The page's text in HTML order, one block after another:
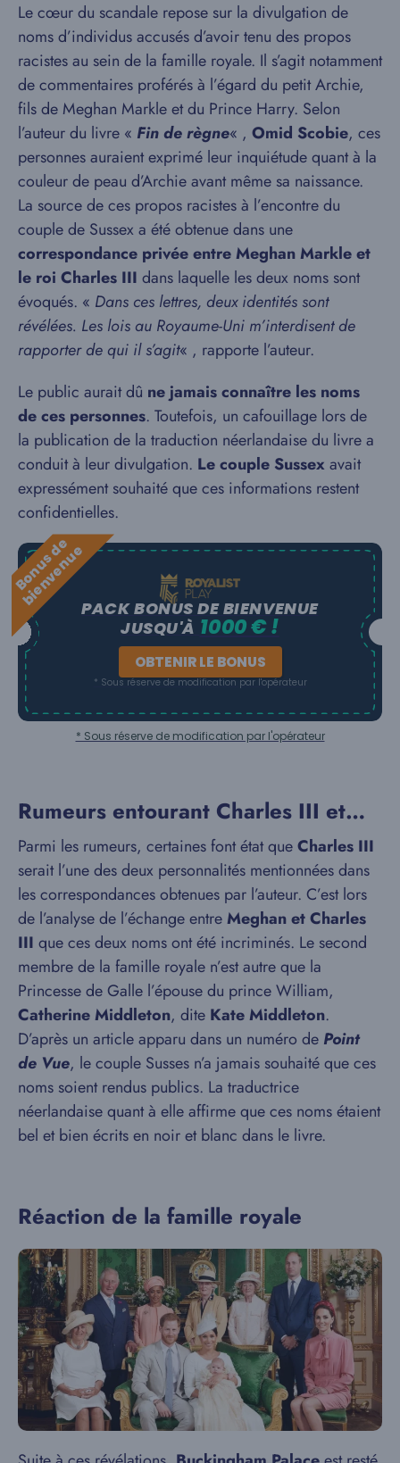
Le cœur du scandale repose sur la divulgation de
noms d’individus accusés d’avoir tenu des propos
racistes au sein de la famille royale. Il s’agit notamment
de commentaires proférés à l’égard du petit Archie,
fils de Meghan Markle et du Prince Harry. Selon
l’auteur du livre « Fin de règne« , Omid Scobie, ces
personnes auraient exprimé leur inquiétude quant à la
couleur de peau d’Archie avant même sa naissance.
La source de ces propos racistes à l’encontre du
couple de Sussex a été obtenue dans une
correspondance privée entre Meghan Markle et
le roi Charles III dans laquelle les deux noms sont
évoqués. « Dans ces lettres, deux identités sont
révélées. Les lois au Royaume-Uni m’interdisent de
rapporter de qui il s’agit« , rapporte l’auteur.
Le public aurait dû ne jamais connaître les noms
de ces personnes. Toutefois, un cafouillage lors de
la publication de la traduction néerlandaise du livre a
conduit à leur divulgation. Le couple Sussex avait
expressément souhaité que ces informations restent
confidentielles.
B
o
n
u
s
d
e
b
i
e
n
v
e
n
u
ePACK BONUS DE BIENVENUE
JUSQU'À 1000 € !
OBTENIR LE BONUS
* Sous réserve de modification par l'opérateur
* Sous réserve de modification par l'opérateur
Rumeurs entourant Charles III et…
Parmi les rumeurs, certaines font état queCharles III
serait l’une des deux personnalités mentionnées dans
les correspondances obtenues par l’auteur. C’est lors
de l’analyse de l’échange entreMeghan et Charles
III que ces deux noms ont été incriminés. Le second
membre de la famille royale n’est autre que la
Princesse de Galle l’épouse du prince William,
Catherine Middleton, dite Kate Middleton.
D’après un article apparu dans un numéro de Point
de Vue, le couple Susses n’a jamais souhaité que ces
noms soient rendus publics. La traductrice
néerlandaise quant à elle affirme que ces noms étaient
bel et bien écrits en noir et blanc dans le livre.
Réaction de la famille royale